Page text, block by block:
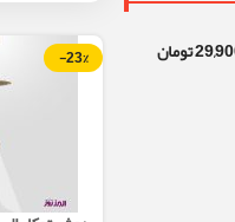
تومان -23%